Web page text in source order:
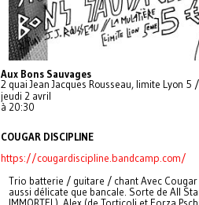
Aux Bons Sauvages
2 quai Jean Jacques Rousseau, limite Lyon 5
jeudi 2 avril
à 20:30
COUGAR DISCIPLINE
https://cougardiscipline.bandcamp.com/
Trio batterie / guitare / chant Avec
aussi délicate que bancale. Sorte de All